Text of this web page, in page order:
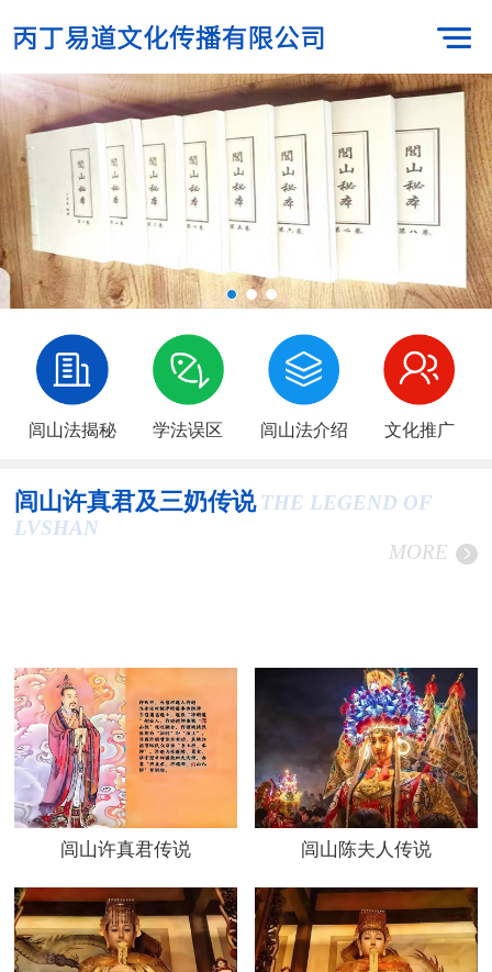
闾山法揭秘 学法误区 闾山法介绍 文化推广
闾山许真君及三奶传说 THE LEGEND OF
LVSHAN
MORE
闾山许真君传说 闾山陈夫人传说